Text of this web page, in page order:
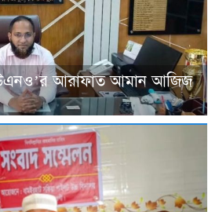
আরাফাত আমান আজিজ